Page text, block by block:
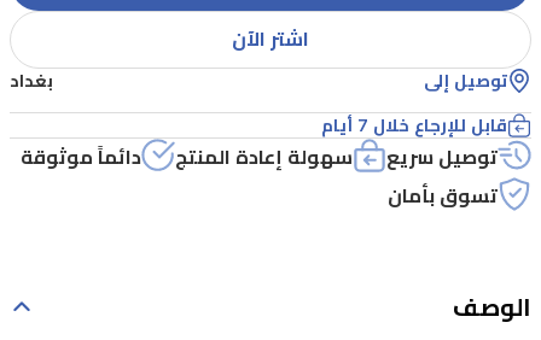
بحجم
15
مل
للجنسين،
ويحتوي
على
بودرية
اشتر الآن
توصيل إلى بغداد
قابل للإرجاع خلال 7 أيام
توصيل سريع سهولة إعادة المنتج
دائماً موثوقة
تسوق بأمان
الوصف